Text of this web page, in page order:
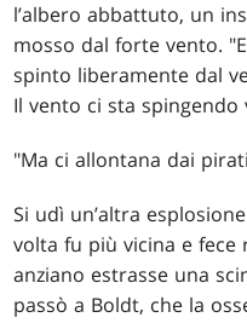
l’albero abbattuto, un
mosso dal forte vento.
spinto liberamente dal
Il vento ci sta spingendo
"Ma ci allontana dai
Si udì un’altra
volta fu più vicina e
anziano estrasse una
passò a Boldt, che la